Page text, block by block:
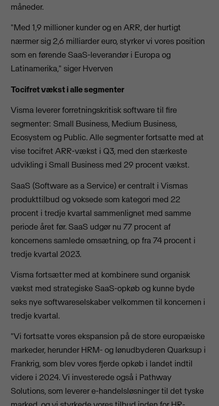
måneder.
"Med 1,9 millioner kunder og en ARR, der hurtigt
nærmer sig 2,6 milliarder euro, styrker vi vores position
som en førende SaaS-leverandør i Europa og
Latinamerika," siger Hverven
Tocifret vækst i alle segmenter
Visma leverer forretningskritisk software til fire
segmenter: Small Business, Medium Business,
Ecosystem og Public. Alle segmenter fortsatte med at
vise tocifret ARR-vækst i Q3, med den stærkeste
udvikling i Small Business med 29 procent vækst.
SaaS (Software as a Service) er centralt i Vismas
produkttilbud og voksede som kategori med 22
procent i tredje kvartal sammenlignet med samme
periode året før. SaaS udgør nu 77 procent af
koncernens samlede omsætning, op fra 74 procent i
tredje kvartal 2023.
Visma fortsætter med at kombinere sund organisk
vækst med strategiske SaaS-opkøb og kunne byde
seks nye softwareselskaber velkommen til koncernen i
tredje kvartal.
"Vi fortsatte vores ekspansion på de store europæiske
markeder, herunder HRM- og lønudbyderen Quarksup i
Frankrig, som blev vores fjerde opkøb i landet indtil
videre i 2024. Vi investerede også i Pathway
Solutions, som leverer e-handelsløsninger til det tyske